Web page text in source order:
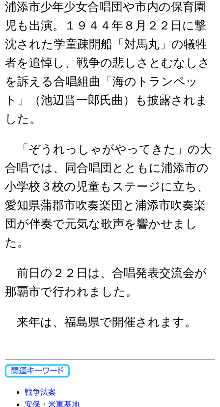
浦添市少年少女合唱団や市内の保育園
児も出演。１９４４年８月２２日に撃
沈された学童疎開船「対馬丸」の犠牲
者を追悼し、戦争の悲しさとむなしさ
を訴える合唱組曲「海のトランペッ
ト」（池辺晋一郎氏曲）も披露されま
した。
「ぞうれっしゃがやってきた」の大
合唱では、同合唱団とともに浦添市の
小学校３校の児童もステージに立ち、
愛知県蒲郡市吹奏楽団と浦添市吹奏楽
団が伴奏で元気な歌声を響かせまし
た。
前日の２２日は、合唱発表交流会が
那覇市で行われました。
来年は、福島県で開催されます。
戦争法案
安保・米軍基地